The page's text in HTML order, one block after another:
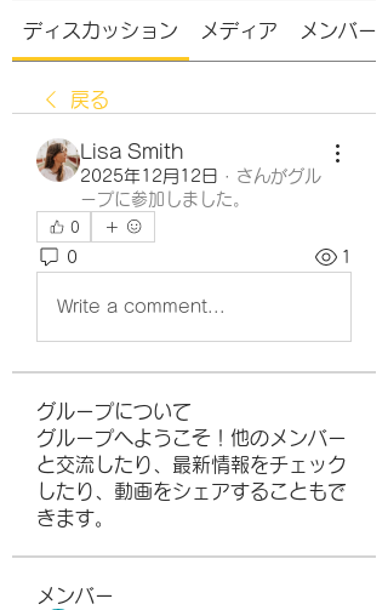
ディスカッション メディア メンバー
戻る
Lisa Smith
2025年12月12日 · さんがグル
ープに参加しました。
0
0 1
Write a comment...
グループについて
グループへようこそ！他のメンバー
と交流したり、最新情報をチェック
したり、動画をシェアすることもで
きます。
メンバー